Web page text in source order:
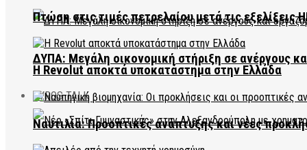
ΔΥΠΑ: Μεγάλη οικονομική στήριξη σε ανέργους
EVROS TALK
Πτώση στις τιμές πετρελαίου μετά τις εξελίξεις
Η Revolut αποκτά υποκατάστημα στην Ελλάδα
Ναυτιλία: Προοπτικές ανάπτυξης και νέες